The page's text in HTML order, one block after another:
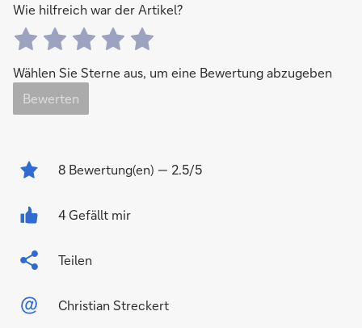
Wie hilfreich war der Artikel?
Wählen Sie Sterne aus, um eine Bewertung abzugeben
Bewerten
8 Bewertung(en) — 2.5/5
4 Gefällt mir
Teilen
Christian Streckert